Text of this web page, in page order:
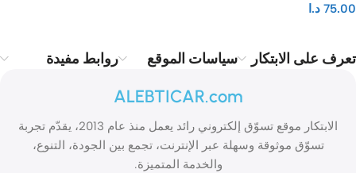
75.00 د.ا
تعرف على الابتكار سياسات الموقع روابط مفيدة
ALEBTICAR.com
الابتكار موقع تسوّق إلكتروني رائد يعمل منذ عام 2013، يقدّم تجربة
تسوّق موثوقة وسهلة عبر الإنترنت، تجمع بين الجودة، التنوع،
والخدمة المتميزة.